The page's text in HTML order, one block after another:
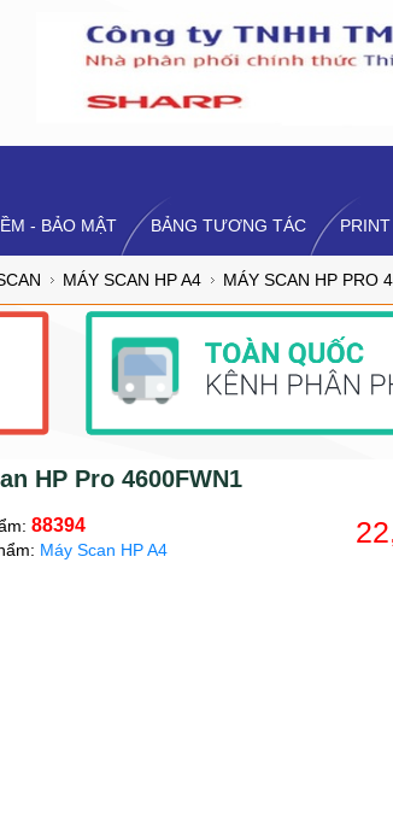
- BẢO MẬT BẢNG TƯƠNG TÁC
MÁY SCAN HP A4 MÁY SCAN HP PRO
HP Pro 4600FWN1
88394
Máy Scan HP A4